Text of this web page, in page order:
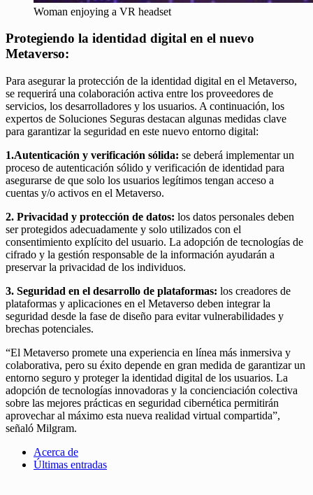
Woman enjoying a VR headset
Protegiendo la identidad digital en el nuevo
Metaverso:
Para asegurar la protección de la identidad digital en el Metaverso,
se requerirá una colaboración activa entre los proveedores de
servicios, los desarrolladores y los usuarios. A continuación, los
expertos de Soluciones Seguras destacan algunas medidas clave
para garantizar la seguridad en este nuevo entorno digital:
1.Autenticación y verificación sólida: se deberá implementar un
proceso de autenticación sólido y verificación de identidad para
asegurarse de que solo los usuarios legítimos tengan acceso a
cuentas y/o activos en el Metaverso.
2. Privacidad y protección de datos: los datos personales deben
ser protegidos adecuadamente y solo utilizados con el
consentimiento explícito del usuario. La adopción de tecnologías de
cifrado y la gestión responsable de la información ayudarán a
preservar la privacidad de los individuos.
3. Seguridad en el desarrollo de plataformas: los creadores de
plataformas y aplicaciones en el Metaverso deben integrar la
seguridad desde la fase de diseño para evitar vulnerabilidades y
brechas potenciales.
“El Metaverso promete una experiencia en línea más inmersiva y
colaborativa, pero su éxito depende en gran medida de garantizar un
entorno seguro y proteger la identidad digital de los usuarios. La
adopción de tecnologías innovadoras y la concienciación colectiva
sobre las mejores prácticas en seguridad cibernética permitirán
aprovechar al máximo esta nueva realidad virtual compartida”,
señaló Milgram.
Acerca de
Últimas entradas